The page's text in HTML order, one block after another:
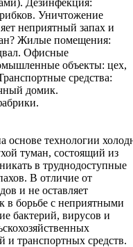
Дезинфекция:
Уничтожение
неприятный запах и
Жилые помещения:
Офисные
объекты: цех,
средства:
домик.
основе технологии
туман, состоящий из
в труднодоступные
В отличие от
и не оставляет
в борьбе с неприятными
бактерий, вирусов и
транспортных средств.